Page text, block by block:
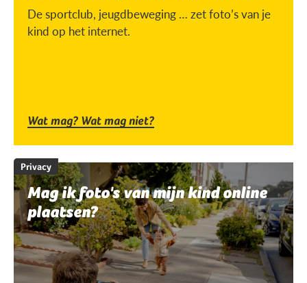
De sportclub, jeugdbeweging … zet foto’s van je
kind op het internet.
Wat mag? Wat mag niet?
Privacy
Mag ik foto's van mijn kind online
plaatsen?